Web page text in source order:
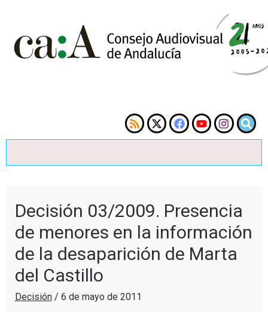
Decisión 03/2009. Presencia
de menores en la información
de la desaparición de Marta
del Castillo
Decisión/ 6 de mayo de 2011